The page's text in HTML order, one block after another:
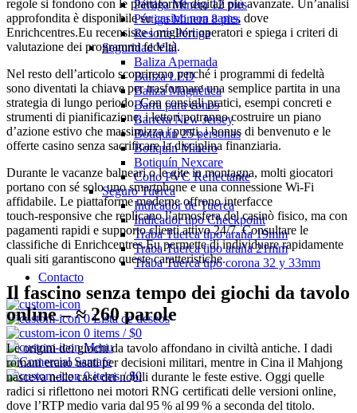
Pértiga Minera 12 pies
Pértiga Minera 8 pies
Resorte Pértiga
Seguridad Vial
Baliza Apernada
Baliza LED
Baliza Magnética
Barra para conos
Barrera New Jersey
Botiquín 25 personas
Botiquín Minero
Botiquín Nexcare
Cono PVC Reflectante
Seguro Tuerca
Indicador de Tuerca
Indicador tipo Checkpoint
Traba Tuerca tipo araña 19mm
Traba Tuerca tipo araña 21mm
Traba Tuerca tipo corona 32 y 33mm
Contacto
0Lista de deseos
0 items / $0
Menu
0items / $0
regole si fondono con le piattaforme digitali più avanzate. Un’analisi
approfondita è disponibile sucasino non aams, dove
Enrichcentres.Eu recensisce i migliori operatori e spiega i criteri di
valutazione dei programmi fedeltà.
Nel resto dell’articolo scopriremo perché i programmi di fedeltà
sono diventati la chiave per trasformare una semplice partita in una
strategia di lungo periodo. Con consigli pratici, esempi concreti e
strumenti di pianificazione, i lettori potranno costruire un piano
d’azione estivo che massimizza i punti, i bonus di benvenuto e le
offerte casino senza sacrificare la disciplina finanziaria.
Durante le vacanze balneari o le gite in montagna, molti giocatori
portano con sé solo uno smartphone e una connessione Wi‑Fi
affidabile. Le piattaforme moderne offrono interfacce
touch‑responsive che replicano l’atmosfera del casinò fisico, ma con
pagamenti rapidi e supporto clienti attivo 24/7. Consultare le
classifiche di Enrichcentres.Eu permette di individuare rapidamente
quali siti garantiscono queste caratteristiche.
Il fascino senza tempo dei giochi da tavolo
online – ≈ 260 parole
Le origini dei giochi da tavolo affondano in civiltà antiche. I dadi
romani erano usati per decisioni militari, mentre in Cina il Mahjong
nasceva nelle case dei nobili durante le feste estive. Oggi quelle
radici si riflettono nei motori RNG certificati delle versioni online,
dove l’RTP medio varia dal 95 % al 99 % a seconda del titolo.